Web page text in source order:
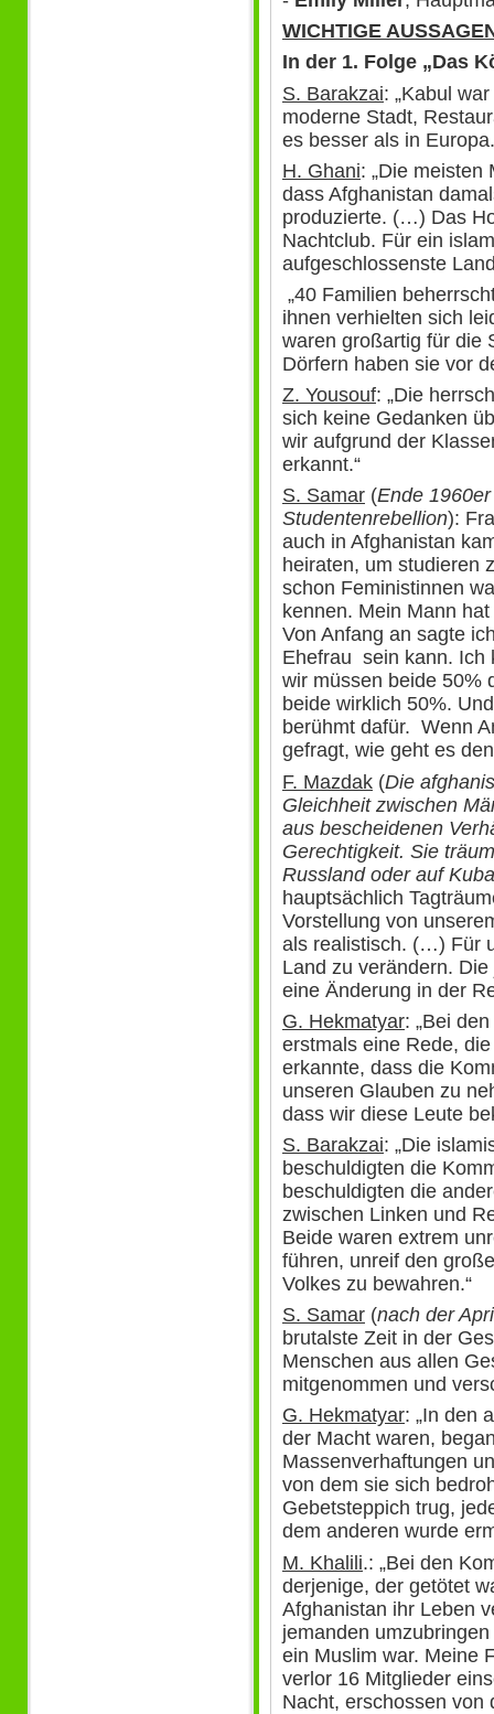
WICHTIGE
In der 1. Folge „Das
S. Barakzai: „Kabul
moderne Stadt,
es besser als in
H. Ghani: „Die meisten
dass Afghanistan
produzierte. (…) Das
Nachtclub. Für ein
aufgeschlossenste
„40 Familien
ihnen verhielten sich
waren großartig für die
Dörfern haben sie vor
Z. Yousouf: „Die
sich keine Gedanken
wir aufgrund der
erkannt.“
S. Samar (Ende
Studentenrebellion):
auch in Afghanistan
heiraten, um studieren
schon Feministinnen
kennen. Mein Mann
Von Anfang an sagte
Ehefrau sein kann. Ich
wir müssen beide 50%
beide wirklich 50%.
berühmt dafür. Wenn
gefragt, wie geht es
F. Mazdak (Die
Gleichheit zwischen
aus bescheidenen
Gerechtigkeit. Sie
Russland oder auf Kuba
hauptsächlich
Vorstellung von
als realistisch. (…) Für
Land zu verändern.
eine Änderung in der
G. Hekmatyar: „Bei
erstmals eine Rede,
erkannte, dass die
unseren Glauben zu
dass wir diese Leute
S. Barakzai: „Die
beschuldigten die
beschuldigten die
zwischen Linken und
Beide waren extrem
führen, unreif den
Volkes zu bewahren.“
S. Samar (nach der
brutalste Zeit in der
Menschen aus allen
mitgenommen und
G. Hekmatyar: „In den
der Macht waren,
Massenverhaftungen
von dem sie sich
Gebetsteppich trug,
dem anderen wurde
M. Khalili.: „Bei den
derjenige, der getötet
Afghanistan ihr Leben
jemanden
ein Muslim war. Meine
verlor 16 Mitglieder
Nacht, erschossen von